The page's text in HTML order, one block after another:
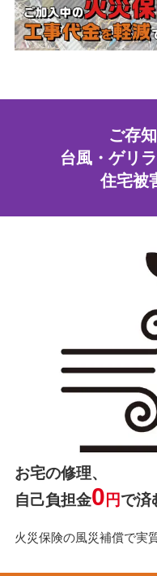
ご存
台風・ゲリ
住宅被
お宅の修理、
自己負担金0 円で済
火災保険の風災補償で実